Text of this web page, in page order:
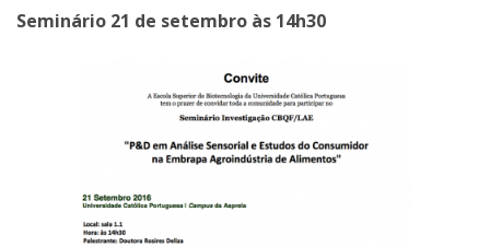
Seminário 21 de setembro às 14h30